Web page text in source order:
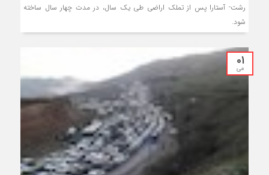
رشت- آستارا پس از تملک اراضی طی یک سال، در مدت چهار سال ساخته
شود.
01
می